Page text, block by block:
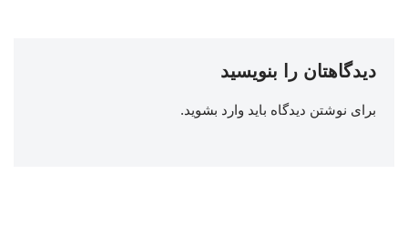
دیدگاهتان را بنویسید
برای نوشتن دیدگاه باید وارد بشوید.